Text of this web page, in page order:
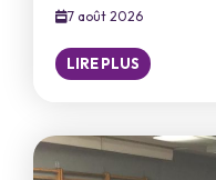
7 août 2026
LIRE PLUS